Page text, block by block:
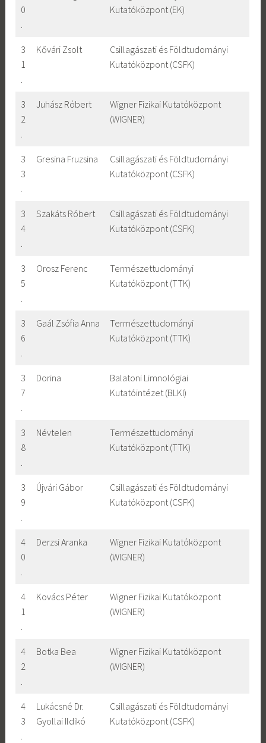
0
.
Kutatóközpont (EK)
3
1
.
Kővári Zsolt
Csillagászati és Földtudományi
Kutatóközpont (CSFK)
3
2
.
Juhász Róbert
Wigner Fizikai Kutatóközpont
(WIGNER)
3
3
.
Gresina Fruzsina
Csillagászati és Földtudományi
Kutatóközpont (CSFK)
3
4
.
Szakáts Róbert
Csillagászati és Földtudományi
Kutatóközpont (CSFK)
3
5
.
Orosz Ferenc
Természettudományi
Kutatóközpont (TTK)
3
6
.
Gaál Zsófia Anna
Természettudományi
Kutatóközpont (TTK)
3
7
.
Dorina
Balatoni Limnológiai
Kutatóintézet (BLKI)
3
8
.
Névtelen
Természettudományi
Kutatóközpont (TTK)
3
9
.
Újvári Gábor
Csillagászati és Földtudományi
Kutatóközpont (CSFK)
4
0
.
Derzsi Aranka
Wigner Fizikai Kutatóközpont
(WIGNER)
4
1
.
Kovács Péter
Wigner Fizikai Kutatóközpont
(WIGNER)
4
2
.
Botka Bea
Wigner Fizikai Kutatóközpont
(WIGNER)
4
3
.
Lukácsné Dr.
Gyollai Ildikó
Csillagászati és Földtudományi
Kutatóközpont (CSFK)